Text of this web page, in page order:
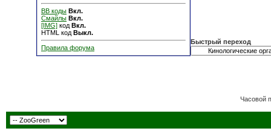
BB коды Вкл.
Смайлы Вкл.
[IMG] код Вкл.
HTML код Выкл.
Правила форума
Быстрый переход
Часовой